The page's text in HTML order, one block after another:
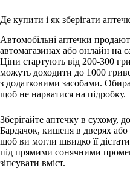
Де купити і як зберігати
Автомобільні аптечки
автомагазинах або онлайн на
Ціни стартують від 200-300
можуть доходити до 1000
з додатковими засобами.
щоб не нарватися на підробку.
Зберігайте аптечку в сухому,
Бардачок, кишеня в дверях
щоб ви могли швидко її
під прямими сонячними
зіпсувати вміст.